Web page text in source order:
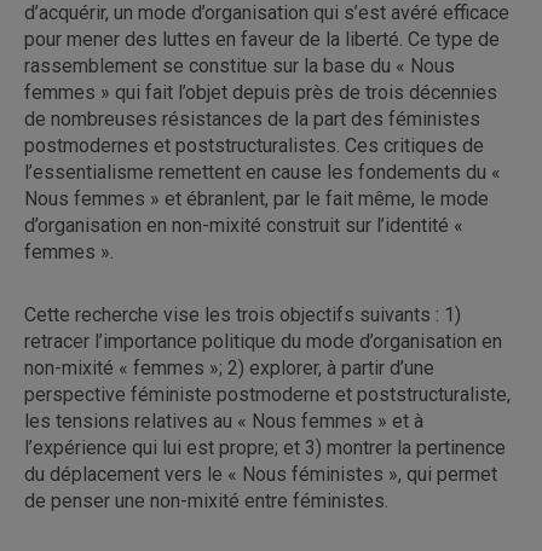
d’acquérir, un mode d’organisation qui s’est avéré efficace
pour mener des luttes en faveur de la liberté. Ce type de
rassemblement se constitue sur la base du « Nous
femmes » qui fait l’objet depuis près de trois décennies
de nombreuses résistances de la part des féministes
postmodernes et poststructuralistes. Ces critiques de
l’essentialisme remettent en cause les fondements du «
Nous femmes » et ébranlent, par le fait même, le mode
d’organisation en non-mixité construit sur l’identité «
femmes ».
Cette recherche vise les trois objectifs suivants : 1)
retracer l’importance politique du mode d’organisation en
non-mixité « femmes »; 2) explorer, à partir d’une
perspective féministe postmoderne et poststructuraliste,
les tensions relatives au « Nous femmes » et à
l’expérience qui lui est propre; et 3) montrer la pertinence
du déplacement vers le « Nous féministes », qui permet
de penser une non-mixité entre féministes.